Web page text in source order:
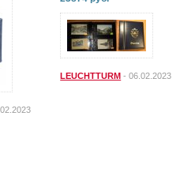
LEUCHTTURM - 06.02.2023